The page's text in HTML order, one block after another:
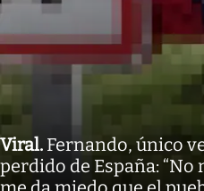
Viral. Fernando, único
perdido de España: